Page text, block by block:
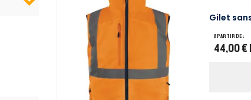
Gilet
A partir de :
44,00 €